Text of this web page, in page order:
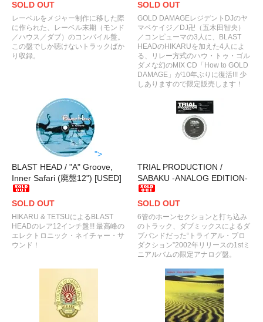
SOLD OUT
レーベルをメジャー制作に移した際
に作られた、レーベル末期（モンド
／ハウス／ダブ）のコンパイル盤。
この盤でしか聴けないトラックばか
り収録。
SOLD OUT
GOLD DAMAGEレジデントDJのヤ
マベケイジ／DJ卍（五木田智央）
／コンピューマの3人に、BLAST
HEADのHIKARUを加えた4人によ
る、リレー方式のハウ・トゥ・ゴル
ダメな幻のMIX CD「How to GOLD
DAMAGE」が10年ぶりに復活!!! 少
しありますので限定販売します！
">
BLAST HEAD / "A" Groove,
Inner Safari (廃盤12") [USED]
SOLD OUT
HIKARU & TETSUによるBLAST
HEADのレア12インチ盤!!! 最高峰の
エレクトロニック・ネイチャー・サ
ウンド！
TRIAL PRODUCTION /
SABAKU -ANALOG EDITION-
SOLD OUT
6管のホーンセクションと打ち込み
のトラック、ダブミックスによるダ
ブバンドだった“トライアル・プロ
ダクション”2002年リリースの1stミ
ニアルバムの限定アナログ盤。